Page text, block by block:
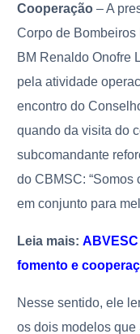
Cooperação– A
Corpo de Bombeiros
BM Renaldo Onofre
pela atividade
encontro do
quando da visita do
subcomandante
do CBMSC: “Somos
em conjunto para
Leia mais:
fomento e
Nesse sentido, ele
os dois modelos